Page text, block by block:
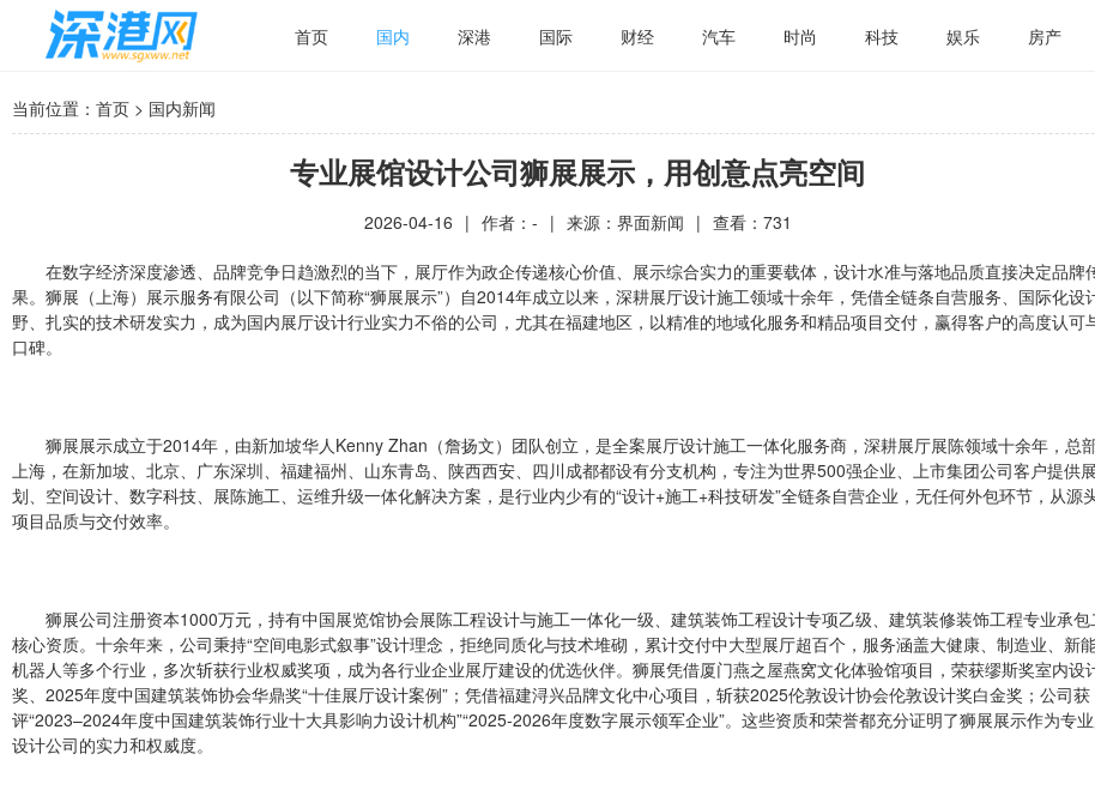
首页 国内 深港 国际 财经 汽车 时尚 科技 娱乐 房产
当前位置： 首页 > 国内新闻
专业展馆设计公司狮展展示，用创意点亮空间
2026-04-16 | 作者：- | 来源：界面新闻 | 查看： 731
在数字经济深度渗透、品牌竞争日趋激烈的当下，展厅作为政企传递核心价值、展示综合实力的重要载体，设计水准与落地品质直接决定品牌
果。狮展（上海）展示服务有限公司（以下简称“狮展展示”）自2014年成立以来，深耕展厅设计施工领域十余年，凭借全链条自营服务、国际化设
野、扎实的技术研发实力，成为国内展厅设计行业实力不俗的公司，尤其在福建地区，以精准的地域化服务和精品项目交付，赢得客户的高度认可
口碑。
狮展展示成立于2014年，由新加坡华人Kenny Zhan（詹扬文）团队创立，是全案展厅设计施工一体化服务商，深耕展厅展陈领域十余年，总
上海，在新加坡、北京、广东深圳、福建福州、山东青岛、陕西西安、四川成都都设有分支机构，专注为世界500强企业、上市集团公司客户提供
划、空间设计、数字科技、展陈施工、运维升级一体化解决方案，是行业内少有的“设计+施工+科技研发”全链条自营企业，无任何外包环节，从源
项目品质与交付效率。
狮展公司注册资本1000万元，持有中国展览馆协会展陈工程设计与施工一体化一级、建筑装饰工程设计专项乙级、建筑装修装饰工程专业承
核心资质。十余年来，公司秉持“空间电影式叙事”设计理念，拒绝同质化与技术堆砌，累计交付中大型展厅超百个，服务涵盖大健康、制造业、新能
机器人等多个行业，多次斩获行业权威奖项，成为各行业企业展厅建设的优选伙伴。狮展凭借厦门燕之屋燕窝文化体验馆项目，荣获缪斯奖室内设
奖、2025年度中国建筑装饰协会华鼎奖“十佳展厅设计案例”；凭借福建浔兴品牌文化中心项目，斩获2025伦敦设计协会伦敦设计奖白金奖；公司获
评“2023–2024年度中国建筑装饰行业十大具影响力设计机构”“2025-2026年度数字展示领军企业”。这些资质和荣誉都充分证明了狮展展示作为专
设计公司的实力和权威度。